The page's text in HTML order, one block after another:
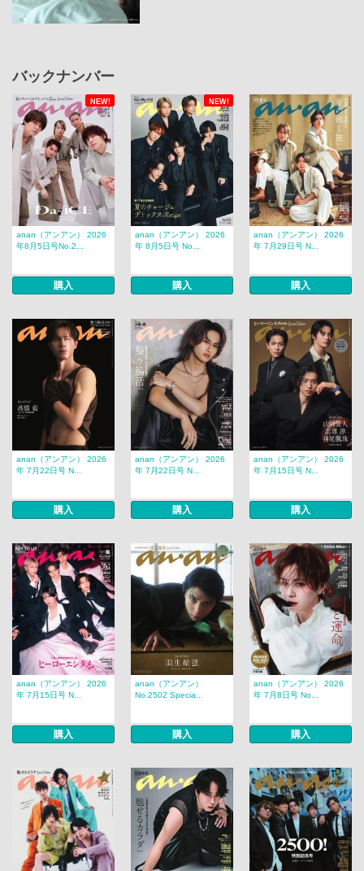
バックナンバー
NEW! NEW!
anan（アンアン） 2026
年8月5日号No.2...
購入
anan（アンアン） 2026
年 8月5日号 No...
購入
anan（アンアン） 2026
年 7月29日号 N...
購入
anan（アンアン） 2026
年 7月22日号 N...
購入
anan（アンアン） 2026
年 7月22日号 N...
購入
anan（アンアン） 2026
年 7月15日号 N...
購入
anan（アンアン） 2026
年 7月15日号 N...
購入
anan（アンアン）
No.2502 Specia...
購入
anan（アンアン） 2026
年 7月8日号 No...
購入